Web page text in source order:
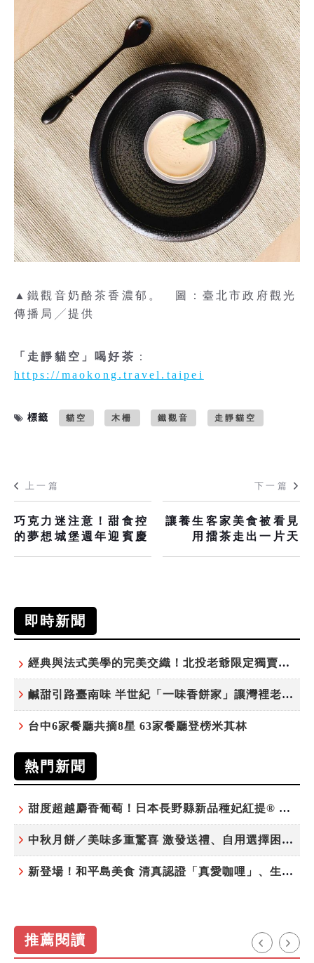
▲鐵觀音奶酪茶香濃郁。 圖：臺北市政府觀光
傳播局╱提供
「走靜貓空」喝好茶 ：
https://maokong.travel.taipei
標籤 貓空 木柵 鐵觀音 走靜貓空
上一篇
巧克力迷注意！甜食控
的夢想城堡週年迎賓慶
下一篇
讓養生客家美食被看見
用擂茶走出一片天
即時新聞
經典與法式美學的完美交織！北投老爺限定獨賣「泉月菠蘿映心」中秋禮盒
鹹甜引路臺南味 半世紀「一味香餅家」讓灣裡老街散發餅香
台中6家餐廳共摘8星 63家餐廳登榜米其林
熱門新聞
甜度超越麝香葡萄！日本長野縣新品種妃紅提® 微風超市限期販售
中秋月餅／美味多重驚喜 激發送禮、自用選擇困難症
新登場！和平島美食 清真認證「真愛咖哩」、生態飲食「禾口丘」
推薦閱讀